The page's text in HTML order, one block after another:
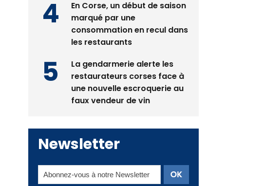
spectacle ?
En Corse, un début de saison
marqué par une
les restaurants
La gendarmerie alerte les
restaurateurs corses face à
Newsletter